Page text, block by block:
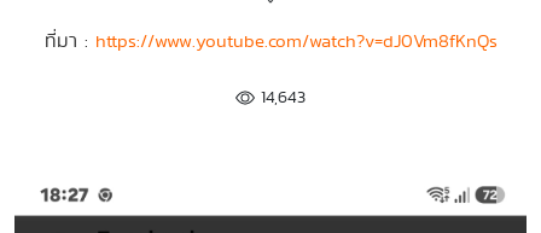
ที่มา : https://www.youtube.com/watch?v=dJ0Vm8fKnQs
14,643